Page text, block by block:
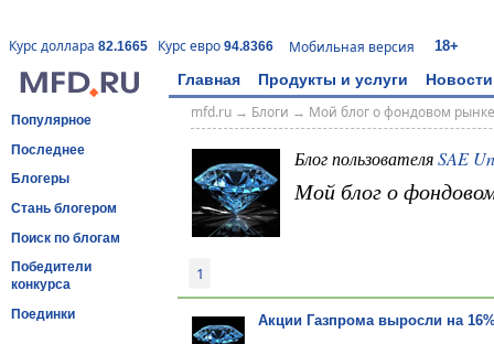
Курс доллара 82.1665 Курс евро 94.8366 Мобильная версия 18+
Главная Продукты и услуги Новости
Популярное
Последнее
Блогеры
Стань блогером
Поиск по блогам
Победители
конкурса
Поединки
mfd.ru→ Блоги → Мой блог о фондовом рынке
Блог пользователяSAE
Мой блог о
1
Акции Газпрома выросли на